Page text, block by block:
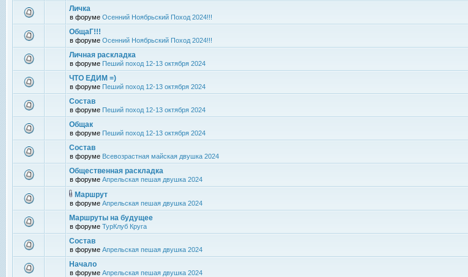
Личка
в форуме Осенний Ноябрьский Поход 2024!!!
ОбщаГ!!!
в форуме Осенний Ноябрьский Поход 2024!!!
Личная раскладка
в форуме Пеший поход 12-13 октября 2024
ЧТО ЕДИМ =)
в форуме Пеший поход 12-13 октября 2024
Состав
в форуме Пеший поход 12-13 октября 2024
Общак
в форуме Пеший поход 12-13 октября 2024
Состав
в форуме Всевозрастная майская двушка 2024
Общественная раскладка
в форуме Апрельская пешая двушка 2024
Маршрут
в форуме Апрельская пешая двушка 2024
Маршруты на будущее
в форуме ТурКлуб Круга
Состав
в форуме Апрельская пешая двушка 2024
Начало
в форуме Апрельская пешая двушка 2024